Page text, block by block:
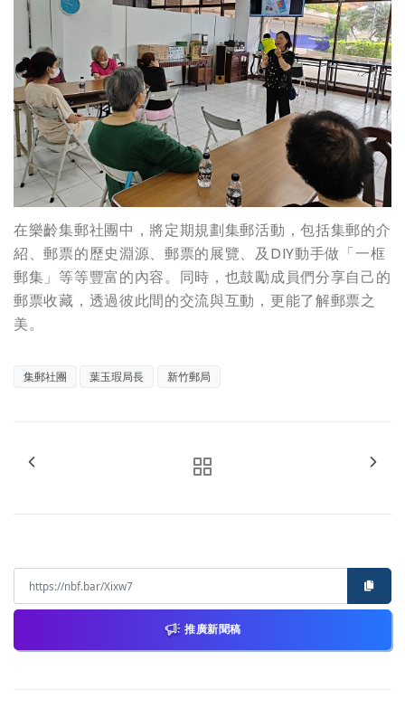
在樂齡集郵社團中，將定期規劃集郵活動，包括集郵的介
紹、郵票的歷史淵源、郵票的展覽、及DIY動手做「一框
郵集」等等豐富的內容。同時，也鼓勵成員們分享自己的
郵票收藏，透過彼此間的交流與互動，更能了解郵票之
美。
集郵社團 葉玉瑕局長 新竹郵局
推廣新聞稿